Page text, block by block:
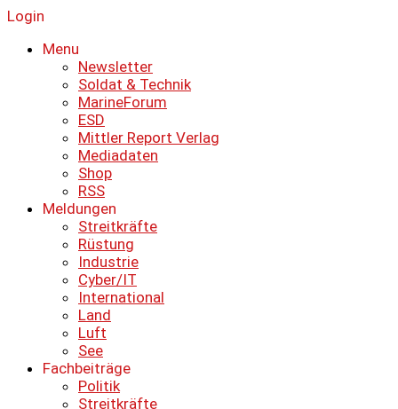
Login
Menu
Newsletter
Soldat & Technik
MarineForum
ESD
Mittler Report Verlag
Mediadaten
Shop
RSS
Meldungen
Streitkräfte
Rüstung
Industrie
Cyber/IT
International
Land
Luft
See
Fachbeiträge
Politik
Streitkräfte